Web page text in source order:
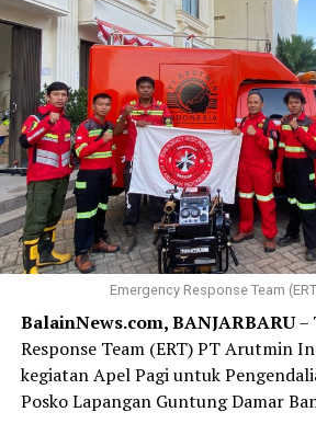
Emergency Response Team
BalainNews.com, BANJARBARU–
Response Team (ERT) PT Arutmin
kegiatan Apel Pagi untuk
Posko Lapangan Guntung Damar